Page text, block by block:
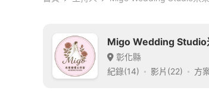
Migo Wedding Studio
彰化縣
紀錄(14)
影片(22) 方